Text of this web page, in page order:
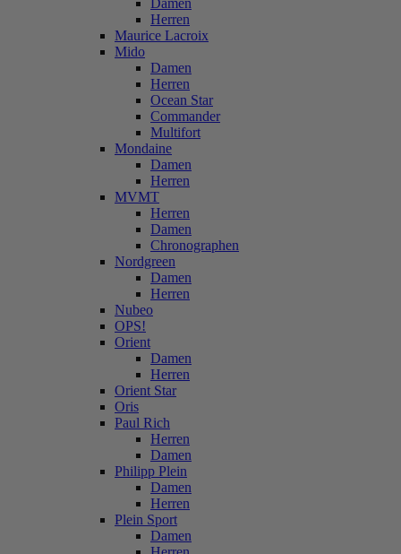
Damen
Herren
Maurice Lacroix
Mido
Damen
Herren
Ocean Star
Commander
Multifort
Mondaine
Damen
Herren
MVMT
Herren
Damen
Chronographen
Nordgreen
Damen
Herren
Nubeo
OPS!
Orient
Damen
Herren
Orient Star
Oris
Paul Rich
Herren
Damen
Philipp Plein
Damen
Herren
Plein Sport
Damen